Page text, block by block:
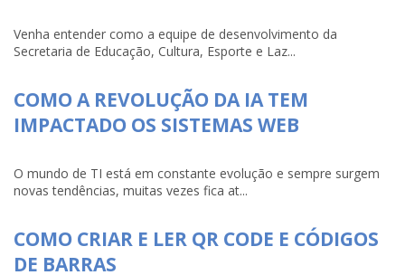
Venha entender como a equipe de desenvolvimento da
Secretaria de Educação, Cultura, Esporte e Laz...
COMO A REVOLUÇÃO DA IA TEM
IMPACTADO OS SISTEMAS WEB
O mundo de TI está em constante evolução e sempre surgem
novas tendências, muitas vezes fica at...
COMO CRIAR E LER QR CODE E CÓDIGOS
DE BARRAS